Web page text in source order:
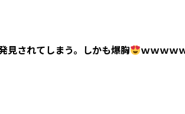
見されてしまう。しかも爆胸 ｗｗｗｗ